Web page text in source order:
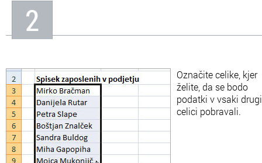
2
Označite celike, kjer
želite, da se bodo
podatki v vsaki drugi
celici pobravali.